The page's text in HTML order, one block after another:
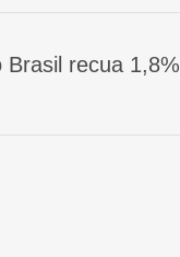
Brasil recua 1,8%